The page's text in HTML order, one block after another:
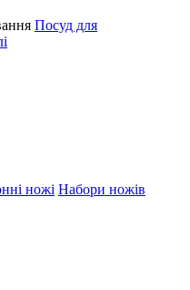
Посуд для
ножі Набори ножів